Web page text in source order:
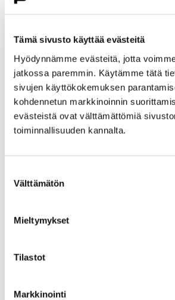
Tämä sivusto käyttää evästeitä
Hyödynnämme evästeitä, jotta
jatkossa paremmin. Käytämme tätä
sivujen käyttökokemuksen
kohdennetun markkinoinnin
evästeistä ovat välttämättömiä
toiminnallisuuden kannalta.
valinta
Välttämätön
Mieltymykset
Tilastot
Markkinointi
Etusivu Kasvatus ja koulutus
Päättyneet hankkeet
Priima
Priima-päivä 25.8. Porissa
Priima-päivä 25.8.
Kaupunkikehitys
Porin keskustan
Työssä määritetään kaikkien